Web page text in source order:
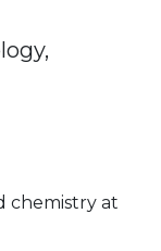
chemistry at